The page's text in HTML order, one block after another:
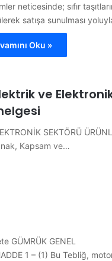
neticesinde; sıfır
satışa sunulması
Oku »
ve
SEKTÖRÜ
Kapsam ve…
GÜMRÜK GENEL
1 – (1) Bu Tebliğ,